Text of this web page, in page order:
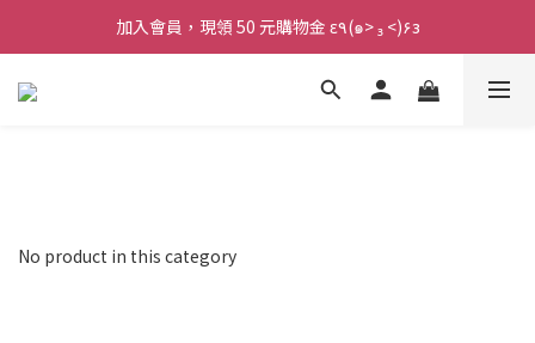
加入會員，現領 50 元購物金 ε٩(๑> ₃ <)۶з
加入會員，現領 50 元購物金 ε٩(๑> ₃ <)۶з
全館滿 800 元 就免運 🚚
No product in this category